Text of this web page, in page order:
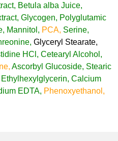
Betula alba Juice,
Glycogen, Polyglutamic
Mannitol, PCA, Serine,
Glyceryl Stearate,
HCl, Cetearyl Alcohol,
Ascorbyl Glucoside, Stearic
Calcium
EDTA, Phenoxyethanol,